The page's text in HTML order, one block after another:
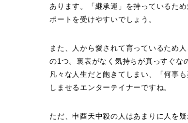
あります。「継承運」を持っているた
ポートを受けやすいでしょう。
また、人から愛されて育っているため
の1つ。裏表がなく気持ちが真っすぐな
凡々な人生だと飽きてしまい、「何事
しませるエンターテイナーですね。
ただ、申酉天中殺の人はあまりに人を